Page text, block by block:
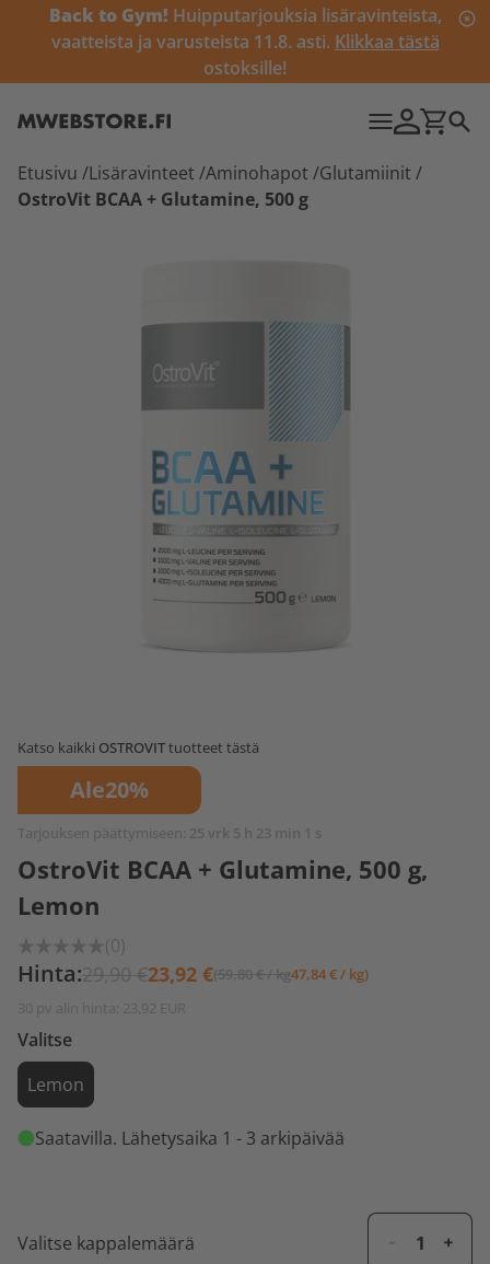
Back to Gym! Huipputarjouksia lisäravinteista,
vaatteista ja varusteista 11.8. asti. Klikkaa tästä
ostoksille!
Etusivu /Lisäravinteet /Aminohapot /Glutamiinit /
OstroVit BCAA + Glutamine, 500 g
Katso kaikki OSTROVITtuotteet tästä
Ale20%
Tarjouksen päättymiseen: 25 vrk 5 h 23 min 1 s
OstroVit BCAA + Glutamine, 500 g,
Lemon
(0)
Hinta:29,90 €23,92 €(59,80 € / kg47,84 € / kg)
30 pv alin hinta: 23,92 EUR
Valitse
Lemon
Saatavilla. Lähetysaika 1 - 3 arkipäivää
Valitse kappalemäärä